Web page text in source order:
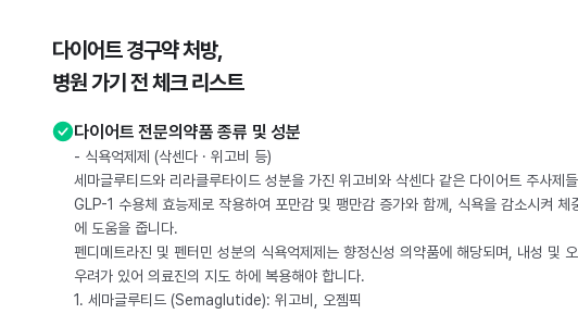
다이어트 경구약 처방,
병원 가기 전 체크 리스트
다이어트 전문의약품 종류 및 성분
- 식욕억제제 (삭센다 · 위고비 등)
세마글루티드와 리라클루타이드 성분을 가진 위고비와 삭센다 같은 다이어트 주사제
GLP-1 수용체 효능제로 작용하여 포만감 및 팽만감 증가와 함께, 식욕을 감소시켜 체
에 도움을 줍니다.
펜디메트라진 및 펜터민 성분의 식욕억제제는 향정신성 의약품에 해당되며, 내성 및 오
우려가 있어 의료진의 지도 하에 복용해야 합니다.
1. 세마글루티드 (Semaglutide): 위고비, 오젬픽